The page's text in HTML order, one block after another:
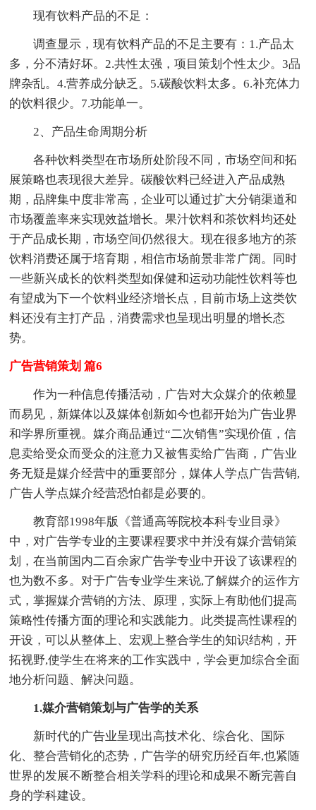
现有饮料产品的不足：
调查显示，现有饮料产品的不足主要有：1.产品太
多，分不清好坏。2.共性太强，项目策划个性太少。3品
牌杂乱。4.营养成分缺乏。5.碳酸饮料太多。6.补充体力
的饮料很少。7.功能单一。
2、产品生命周期分析
各种饮料类型在市场所处阶段不同，市场空间和拓
展策略也表现很大差异。碳酸饮料已经进入产品成熟
期，品牌集中度非常高，企业可以通过扩大分销渠道和
市场覆盖率来实现效益增长。果汁饮料和茶饮料均还处
于产品成长期，市场空间仍然很大。现在很多地方的茶
饮料消费还属于培育期，相信市场前景非常广阔。同时
一些新兴成长的饮料类型如保健和运动功能性饮料等也
有望成为下一个饮料业经济增长点，目前市场上这类饮
料还没有主打产品，消费需求也呈现出明显的增长态
势。
广告营销策划 篇6
作为一种信息传播活动，广告对大众媒介的依赖显
而易见，新媒体以及媒体创新如今也都开始为广告业界
和学界所重视。媒介商品通过“二次销售”实现价值，信
息卖给受众而受众的注意力又被售卖给广告商，广告业
务无疑是媒介经营中的重要部分，媒体人学点广告营销,
广告人学点媒介经营恐怕都是必要的。
教育部1998年版《普通高等院校本科专业目录》
中，对广告学专业的主要课程要求中并没有媒介营销策
划，在当前国内二百余家广告学专业中开设了该课程的
也为数不多。对于广告专业学生来说,了解媒介的运作方
式，掌握媒介营销的方法、原理，实际上有助他们提高
策略性传播方面的理论和实践能力。此类提高性课程的
开设，可以从整体上、宏观上整合学生的知识结构，开
拓视野,使学生在将来的工作实践中，学会更加综合全面
地分析问题、解决问题。
1.媒介营销策划与广告学的关系
新时代的广告业呈现出高技术化、综合化、国际
化、整合营销化的态势，广告学的研究历经百年,也紧随
世界的发展不断整合相关学科的理论和成果不断完善自
身的学科建设。